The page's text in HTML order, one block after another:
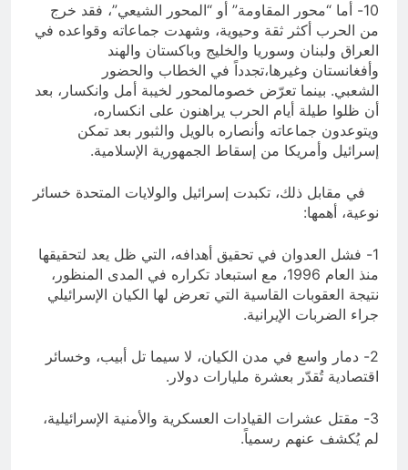
10- أما “محور المقاومة” أو “المحور الشيعي”، فقد خرج
من الحرب أكثر ثقة وحيوية، وشهدت جماعاته وقواعده في
العراق ولبنان وسوريا والخليج وباكستان والهند
وأفغانستان وغيرها،تجدداً في الخطاب والحضور
الشعبي. بينما تعرّض خصومالمحور لخيبة أمل وانكسار، بعد
أن ظلوا طيلة أيام الحرب يراهنون على انكساره،
ويتوعدون جماعاته وأنصاره بالويل والثبور بعد تمكن
إسرائيل وأمريكا من إسقاط الجمهورية الإسلامية.
في مقابل ذلك، تكبدت إسرائيل والولايات المتحدة خسائر
نوعية، أهمها:
1- فشل العدوان في تحقيق أهدافه، التي ظل يعد لتحقيقها
منذ العام 1996، مع استبعاد تكراره في المدى المنظور،
نتيجة العقوبات القاسية التي تعرض لها الكيان الإسرائيلي
جراء الضربات الإيرانية.
2- دمار واسع في مدن الكيان، لا سيما تل أبيب، وخسائر
اقتصادية تُقدّر بعشرة مليارات دولار.
3- مقتل عشرات القيادات العسكرية والأمنية الإسرائيلية،
لم يُكشف عنهم رسمياً.